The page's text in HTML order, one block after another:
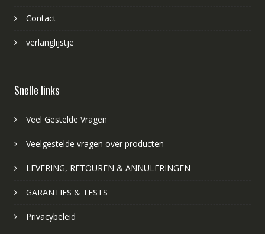
Contact
verlanglijstje
Snelle links
Veel Gestelde Vragen
Veelgestelde vragen over producten
LEVERING, RETOUREN & ANNULERINGEN
GARANTIES & TESTS
Privacybeleid